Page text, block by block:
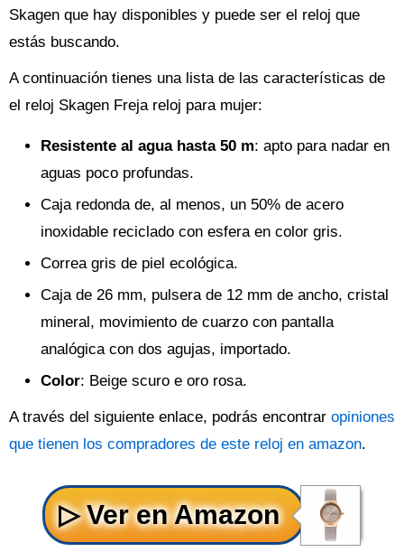
Skagen que hay disponibles y puede ser el reloj que
estás buscando.
A continuación tienes una lista de las características de
el reloj Skagen Freja reloj para mujer:
Resistente al agua hasta 50 m: apto para nadar en
aguas poco profundas.
Caja redonda de, al menos, un 50% de acero
inoxidable reciclado con esfera en color gris.
Correa gris de piel ecológica.
Caja de 26 mm, pulsera de 12 mm de ancho, cristal
mineral, movimiento de cuarzo con pantalla
analógica con dos agujas, importado.
Color: Beige scuro e oro rosa.
A través del siguiente enlace, podrás encontrar opiniones
que tienen los compradores de este reloj en amazon.